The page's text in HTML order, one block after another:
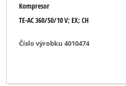
Kompresor
TE-AC 360/50/10 V; EX; CH
Číslo výrobku 4010474